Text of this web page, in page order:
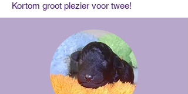
Kortom groot plezier voor twee!